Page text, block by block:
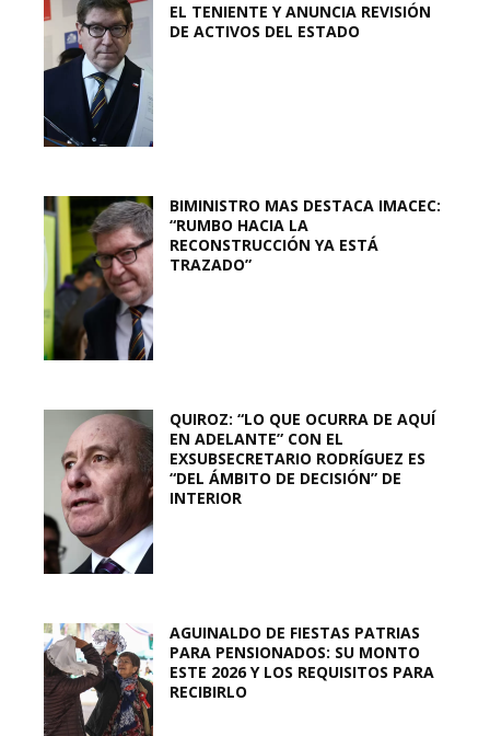
EL TENIENTE Y ANUNCIA REVISIÓN
DE ACTIVOS DEL ESTADO
BIMINISTRO MAS DESTACA IMACEC:
“RUMBO HACIA LA
RECONSTRUCCIÓN YA ESTÁ
TRAZADO”
QUIROZ: “LO QUE OCURRA DE AQUÍ
EN ADELANTE” CON EL
EXSUBSECRETARIO RODRÍGUEZ ES
“DEL ÁMBITO DE DECISIÓN” DE
INTERIOR
AGUINALDO DE FIESTAS PATRIAS
PARA PENSIONADOS: SU MONTO
ESTE 2026 Y LOS REQUISITOS PARA
RECIBIRLO